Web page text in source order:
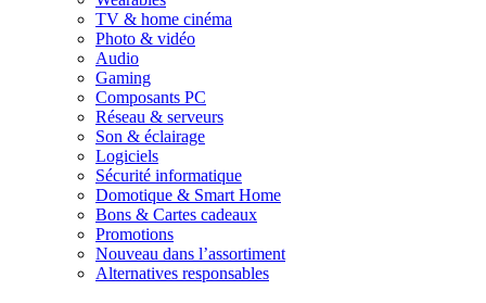
TV & home cinéma
Photo & vidéo
Audio
Gaming
Composants PC
Réseau & serveurs
Son & éclairage
Logiciels
Sécurité informatique
Domotique & Smart Home
Bons & Cartes cadeaux
Promotions
Nouveau dans l’assortiment
Alternatives responsables